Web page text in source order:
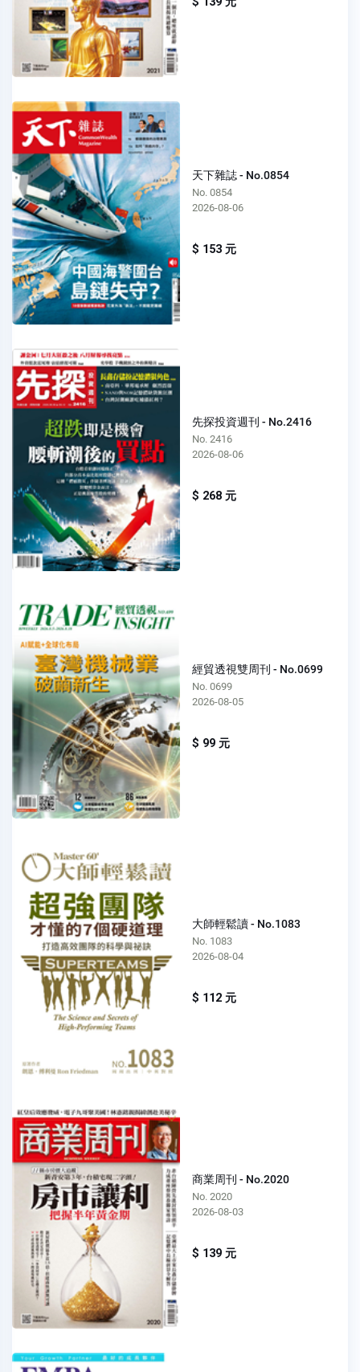
天下雜誌 - No.0854
No. 0854
2026-08-06
$ 153 元
先探投資週刊 - No.2416
No. 2416
2026-08-06
$ 268 元
經貿透視雙周刊 - No.0699
No. 0699
2026-08-05
$ 99 元
大師輕鬆讀 - No.1083
No. 1083
2026-08-04
$ 112 元
商業周刊 - No.2020
No. 2020
2026-08-03
$ 139 元